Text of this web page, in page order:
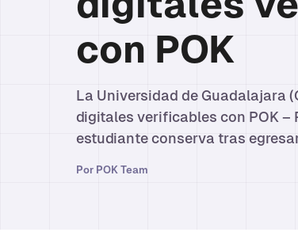
con POK
La Universidad de Guadalajara
digitales verificables con POK –
estudiante conserva tras
Por POK Team